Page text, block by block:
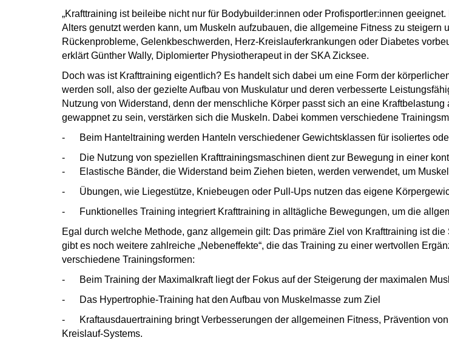
„Krafttraining ist beileibe nicht nur für Bodybuilder:innen oder Profisportler:innen
Alters genutzt werden kann, um Muskeln aufzubauen, die allgemeine Fitness zu
Rückenprobleme, Gelenkbeschwerden, Herz-Kreislauferkrankungen oder Diabetes
erklärt Günther Wally, Diplomierter Physiotherapeut in der SKA Zicksee.
Doch was ist Krafttraining eigentlich? Es handelt sich dabei um eine Form der
werden soll, also der gezielte Aufbau von Muskulatur und deren verbesserte
Nutzung von Widerstand, denn der menschliche Körper passt sich an eine
gewappnet zu sein, verstärken sich die Muskeln. Dabei kommen verschiedene
-
Beim Hanteltraining werden Hanteln verschiedener Gewichtsklassen für isoliertes
- Die Nutzung von speziellen Krafttrainingsmaschinen dient zur Bewegung in einer
-
Elastische Bänder, die Widerstand beim Ziehen bieten, werden verwendet, um
-
Übungen, wie Liegestütze, Kniebeugen oder Pull-Ups nutzen das eigene
- Funktionelles Training integriert Krafttraining in alltägliche Bewegungen, um die
Egal durch welche Methode, ganz allgemein gilt: Das primäre Ziel von Krafttraining ist
gibt es noch weitere zahlreiche „Nebeneffekte“, die das Training zu einer wertvollen
verschiedene Trainingsformen:
-
Beim Training der Maximalkraft liegt der Fokus auf der Steigerung der maximalen
- Das Hypertrophie-Training hat den Aufbau von Muskelmasse zum Ziel
- Kraftausdauertraining bringt Verbesserungen der allgemeinen Fitness, Prävention
Kreislauf-Systems.